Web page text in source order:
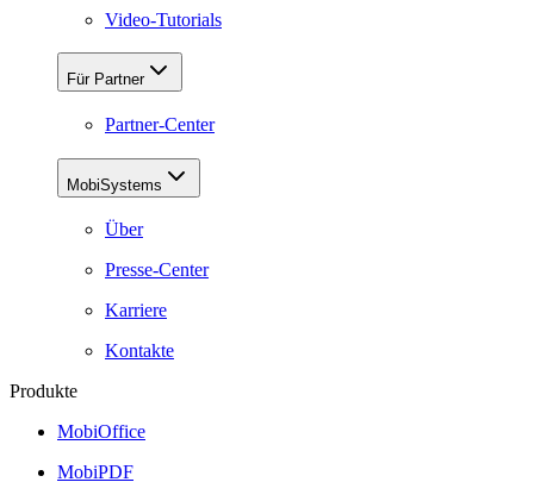
Video-Tutorials
Für Partner
Partner-Center
MobiSystems
Über
Presse-Center
Karriere
Kontakte
Produkte
MobiOffice
MobiPDF